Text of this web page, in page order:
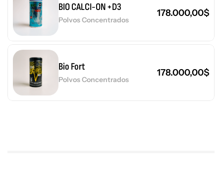
BIO CALCI-ON +D3
Polvos Concentrados
178.000,00$
Bio Fort
Polvos Concentrados
178.000,00$